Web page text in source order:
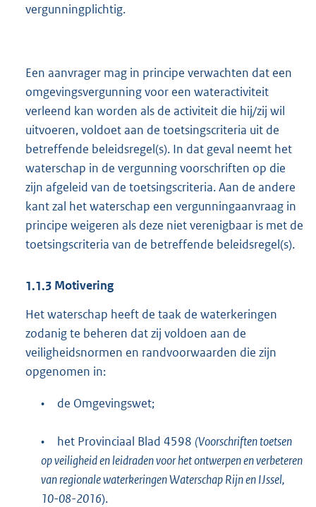
vergunningplichtig.
Een aanvrager mag in principe verwachten dat een
omgevingsvergunning voor een wateractiviteit
verleend kan worden als de activiteit die hij/zij wil
uitvoeren, voldoet aan de toetsingscriteria uit de
betreffende beleidsregel(s). In dat geval neemt het
waterschap in de vergunning voorschriften op die
zijn afgeleid van de toetsingscriteria. Aan de andere
kant zal het waterschap een vergunningaanvraag in
principe weigeren als deze niet verenigbaar is met de
toetsingscriteria van de betreffende beleidsregel(s).
1.1.3 Motivering
Het waterschap heeft de taak de waterkeringen
zodanig te beheren dat zij voldoen aan de
veiligheidsnormen en randvoorwaarden die zijn
opgenomen in:
• de Omgevingswet;
• het Provinciaal Blad 4598 (Voorschriften toetsen
op veiligheid en leidraden voor het ontwerpen en verbeteren
van regionale waterkeringen Waterschap Rijn en IJssel,
10-08-2016).